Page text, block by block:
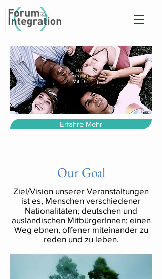
Erfahre Mehr
Our Goal
Ziel/Vision unserer Veranstaltungen
ist es, Menschen verschiedener
Nationalitäten; deutschen und
ausländischen MitbürgerInnen; einen
Weg ebnen, offener miteinander zu
reden und zu leben.
Integration
Beginnt
Mit Dir